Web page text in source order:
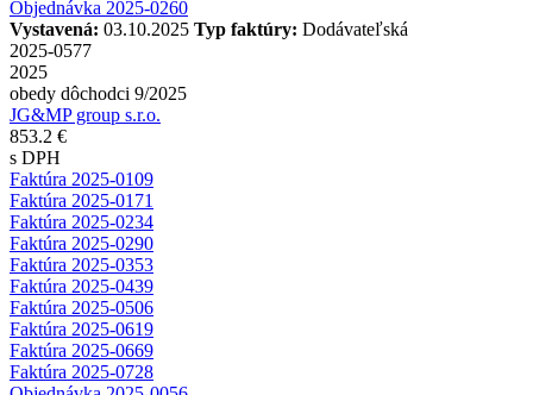
Objednávka 2025-0260
Vystavená: 03.10.2025 Typ faktúry: Dodávateľská
2025-0577
2025
obedy dôchodci 9/2025
JG&MP group s.r.o.
853.2 €
s DPH
Faktúra 2025-0109
Faktúra 2025-0171
Faktúra 2025-0234
Faktúra 2025-0290
Faktúra 2025-0353
Faktúra 2025-0439
Faktúra 2025-0506
Faktúra 2025-0619
Faktúra 2025-0669
Faktúra 2025-0728